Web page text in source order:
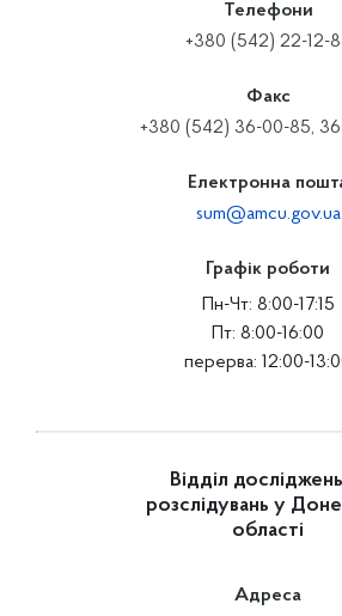
Телефони
+380 (542) 22-12-
Факс
+380 (542) 36-00-85,
Електронна
sum@amcu.gov.ua
Графік роботи
Пн-Чт: 8:00-17:15
Пт: 8:00-16:00
перерва: 12:00-
Відділ
розслідувань у
області
Адреса